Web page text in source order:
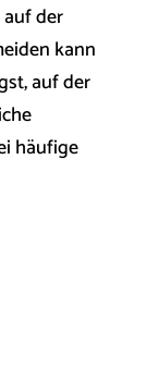
der
kann
auf der
häufige